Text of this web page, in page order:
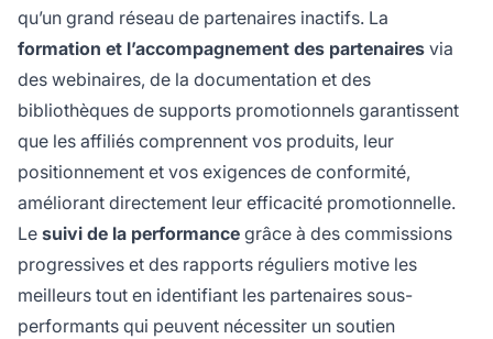
qu’un grand réseau de partenaires inactifs. La
formation et l’accompagnement des partenaires via
des webinaires, de la documentation et des
bibliothèques de supports promotionnels garantissent
que les affiliés comprennent vos produits, leur
positionnement et vos exigences de conformité,
améliorant directement leur efficacité promotionnelle.
Le suivi de la performance grâce à des commissions
progressives et des rapports réguliers motive les
meilleurs tout en identifiant les partenaires sous-
performants qui peuvent nécessiter un soutien